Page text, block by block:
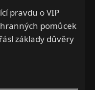
pravdu o VIP
pomůcek
základy důvěry